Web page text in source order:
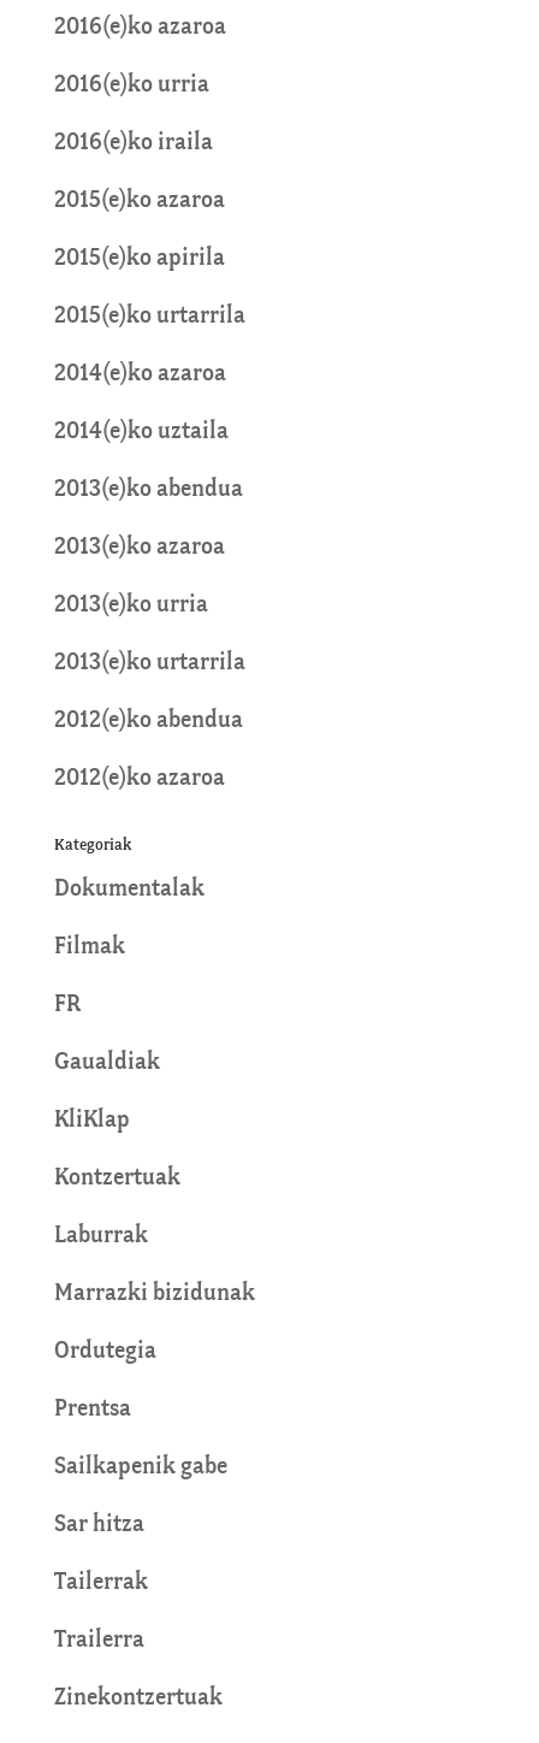
2016(e)ko azaroa
2016(e)ko urria
2016(e)ko iraila
2015(e)ko azaroa
2015(e)ko apirila
2015(e)ko urtarrila
2014(e)ko azaroa
2014(e)ko uztaila
2013(e)ko abendua
2013(e)ko azaroa
2013(e)ko urria
2013(e)ko urtarrila
2012(e)ko abendua
2012(e)ko azaroa
Kategoriak
Dokumentalak
Filmak
FR
Gaualdiak
KliKlap
Kontzertuak
Laburrak
Marrazki bizidunak
Ordutegia
Prentsa
Sailkapenik gabe
Sar hitza
Tailerrak
Trailerra
Zinekontzertuak